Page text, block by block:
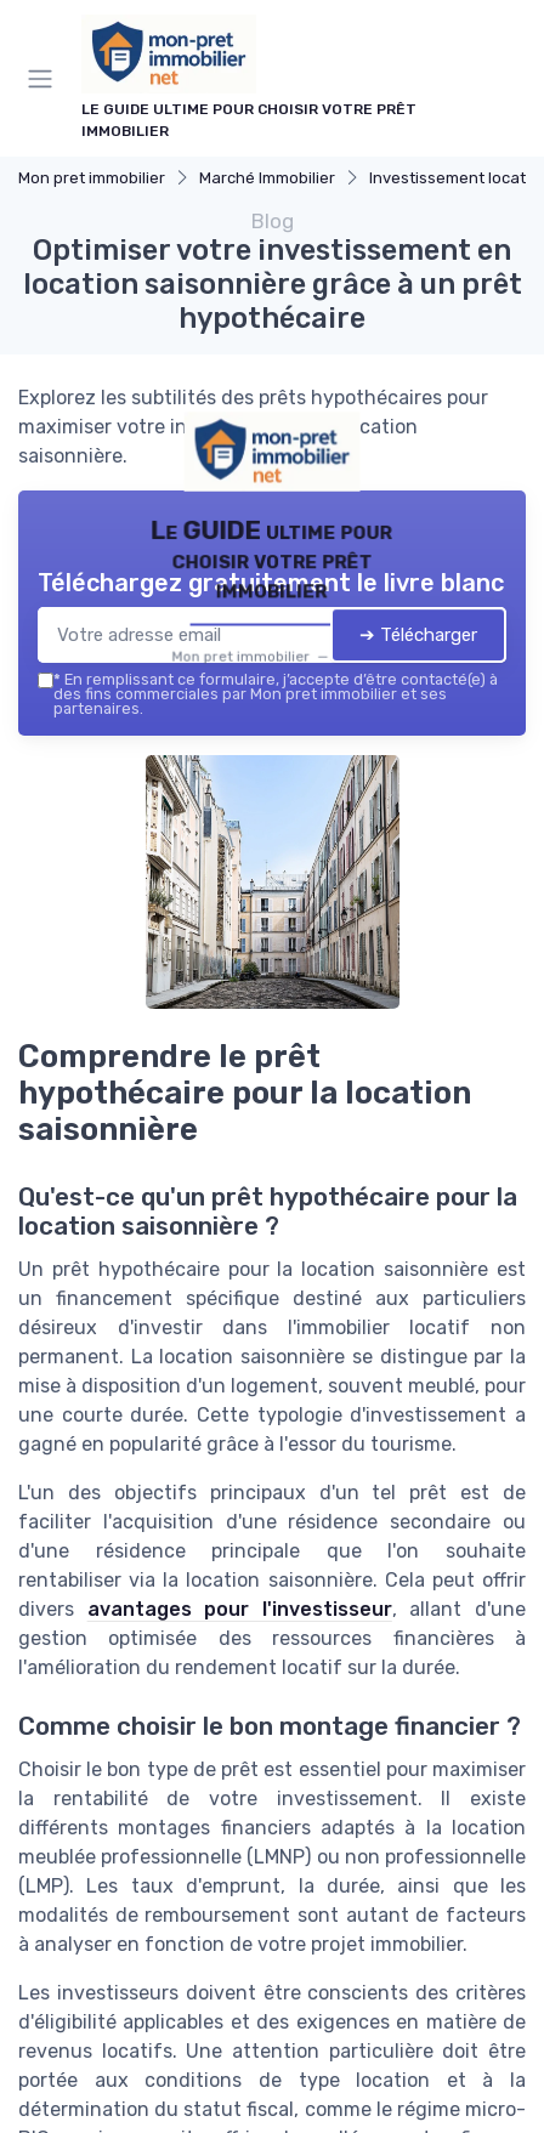
LE GUIDE ULTIME POUR CHOISIR VOTRE PRÊT
IMMOBILIER
Mon pret immobilier Marché Immobilier Investissement locatif
Blog
Optimiser votre investissement en
location saisonnière grâce à un prêt
hypothécaire
Explorez les subtilités des prêts hypothécaires pour
maximiser votre investissement en location
saisonnière.
Le GUIDE ultime pour
choisir votre prêt
immobilier
Mon pret immobilier — 2026
Téléchargez gratuitement le livre blanc
➔ Télécharger
* En remplissant ce formulaire, j’accepte d’être contacté(e) à
des fins commerciales par Mon pret immobilier et ses
partenaires.
Comprendre le prêt
hypothécaire pour la location
saisonnière
Qu'est-ce qu'un prêt hypothécaire pour la
location saisonnière ?
Un prêt hypothécaire pour la location saisonnière est
un financement spécifique destiné aux particuliers
désireux d'investir dans l'immobilier locatif non
permanent. La location saisonnière se distingue par la
mise à disposition d'un logement, souvent meublé, pour
une courte durée. Cette typologie d'investissement a
gagné en popularité grâce à l'essor du tourisme.
L'un des objectifs principaux d'un tel prêt est de
faciliter l'acquisition d'une résidence secondaire ou
d'une résidence principale que l'on souhaite
rentabiliser via la location saisonnière. Cela peut offrir
divers avantages pour l'investisseur, allant d'une
gestion optimisée des ressources financières à
l'amélioration du rendement locatif sur la durée.
Comme choisir le bon montage financier ?
Choisir le bon type de prêt est essentiel pour maximiser
la rentabilité de votre investissement. Il existe
différents montages financiers adaptés à la location
meublée professionnelle (LMNP) ou non professionnelle
(LMP). Les taux d'emprunt, la durée, ainsi que les
modalités de remboursement sont autant de facteurs
à analyser en fonction de votre projet immobilier.
Les investisseurs doivent être conscients des critères
d'éligibilité applicables et des exigences en matière de
revenus locatifs. Une attention particulière doit être
portée aux conditions de type location et à la
détermination du statut fiscal, comme le régime micro-